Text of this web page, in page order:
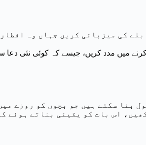
کی میزبانی کریں جہاں وہ
میں مدد کریں، جیسے کہ کوئی نئی دعا
بنا سکتے ہیں جو بچوں کو روزے
اس بات کو یقینی بناتے ہوئے